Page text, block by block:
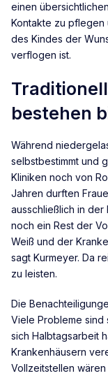
einen
Kontakte zu pflegen
des Kindes der
verflogen ist.
bestehen
Während
selbstbestimmt und
Kliniken noch von
Jahren durften
ausschließlich in der
noch ein Rest der
Weiß und der
sagt Kurmeyer. Da
zu leisten.
Die
Viele Probleme sind
sich Halbtagsarbeit
Krankenhäusern
Vollzeitstellen